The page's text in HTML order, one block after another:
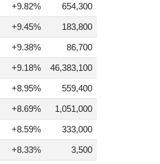
+9.82% 654,300
+9.45% 183,800
+9.38% 86,700
+9.18% 46,383,100
+8.95% 559,400
+8.69% 1,051,000
+8.59% 333,000
+8.33% 3,500